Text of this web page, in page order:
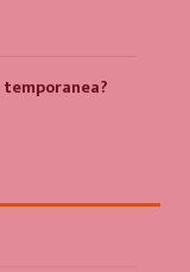
temporanea?